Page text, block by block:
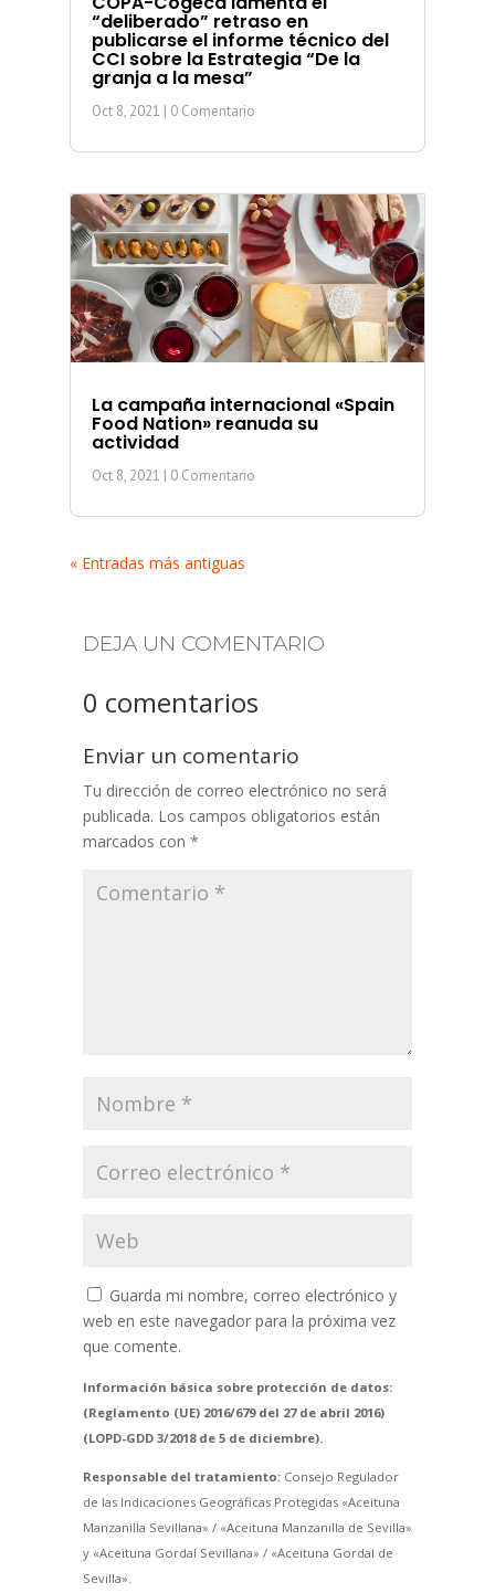
“deliberado” retraso en
publicarse el informe técnico del
CCI sobre la Estrategia “De la
granja a la mesa”
Oct 8, 2021 | 0 Comentario
La campaña internacional «Spain
Food Nation» reanuda su
actividad
Oct 8, 2021 | 0 Comentario
« Entradas más antiguas
DEJA UN COMENTARIO
0 comentarios
Enviar un comentario
Tu dirección de correo electrónico no será
publicada. Los campos obligatorios están
marcados con *
Guarda mi nombre, correo electrónico y
web en este navegador para la próxima vez
que comente.
Información básica sobre protección de datos:
(Reglamento (UE) 2016/679 del 27 de abril 2016)
(LOPD-GDD 3/2018 de 5 de diciembre).
Responsable del tratamiento:Consejo Regulador
de las Indicaciones Geográficas Protegidas «Aceituna
Manzanilla Sevillana» / «Aceituna Manzanilla de Sevilla»
y «Aceituna Gordal Sevillana» / «Aceituna Gordal de
Sevilla».